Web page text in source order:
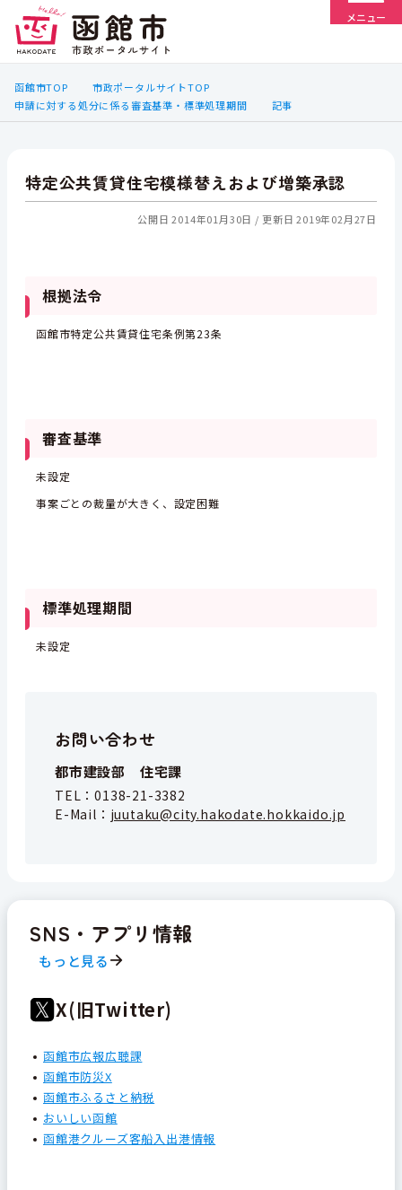
メニュー
函館市TOP
市政ポータルサイトTOP
申請に対する処分に係る審査基準・標準処理期間
記事
特定公共賃貸住宅模様替えおよび増築承認
公開日 2014年01月30日 更新日 2019年02月27日
根拠法令
函館市特定公共賃貸住宅条例第23条
審査基準
未設定
事案ごとの裁量が大きく、設定困難
標準処理期間
未設定
お問い合わせ
都市建設部 住宅課
TEL：0138-21-3382
E-Mail： juutaku@city.hakodate.hokkaido.jp
SNS・アプリ情報
もっと見る
X(旧Twitter)
函館市広報広聴課
函館市防災X
函館市ふるさと納税
おいしい函館
函館港クルーズ客船入出港情報